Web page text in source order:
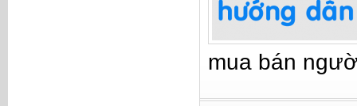
mua bán